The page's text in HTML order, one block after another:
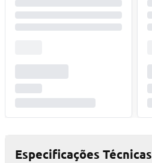
Especificações Técnicas